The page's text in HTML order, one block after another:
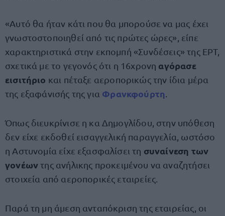
«Αυτό θα ήταν κάτι που θα μπορούσε να μας έχει
γνωστοστοποιηθεί από τις πρώτες ώρες», είπε
χαρακτηριστικά στην εκπομπή «Συνδέσεις» της ΕΡΤ,
σχετικά με το γεγονός ότι η 16χρονη αγόρασε
εισιτήριο και πέταξε αεροπορικώς την ίδια μέρα
της εξαφάνισής της για Φρανκφούρτη
Όπως διευκρίνισε η κα Δημογλίδου, στην υπόθεση
δεν είχε εκδοθεί εισαγγελική παραγγελία, ωστόσο
η Αστυνομία είχε εξασφαλίσει τη συναίνεση των
γονέωντης ανήλικης προκειμένου να αναζητήσει
στοιχεία από αεροπορικές εταιρείες.
Παρά τη μη άμεση ανταπόκριση της εταιρείας, οι